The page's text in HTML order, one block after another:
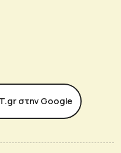
στην Google